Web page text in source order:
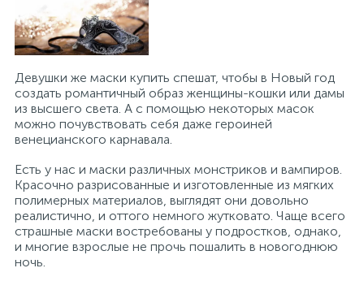
Девушки же маски купить спешат, чтобы в Новый год
создать романтичный образ женщины-кошки или дамы
из высшего света. А с помощью некоторых масок
можно почувствовать себя даже героиней
венецианского карнавала.
Есть у нас и маски различных монстриков и вампиров.
Красочно разрисованные и изготовленные из мягких
полимерных материалов, выглядят они довольно
реалистично, и оттого немного жутковато. Чаще всего
страшные маски востребованы у подростков, однако,
и многие взрослые не прочь пошалить в новогоднюю
ночь.